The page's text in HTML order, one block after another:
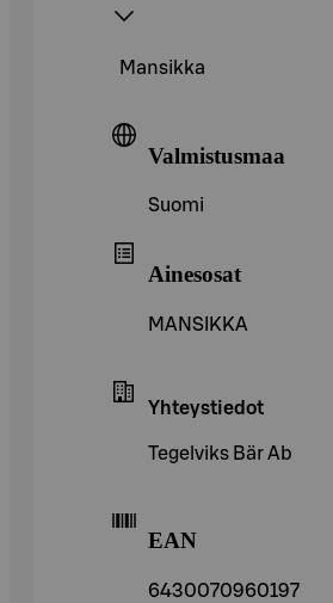
Mansikka
Valmistusmaa
Suomi
Ainesosat
MANSIKKA
Yhteystiedot
Tegelviks Bär Ab
EAN
6430070960197